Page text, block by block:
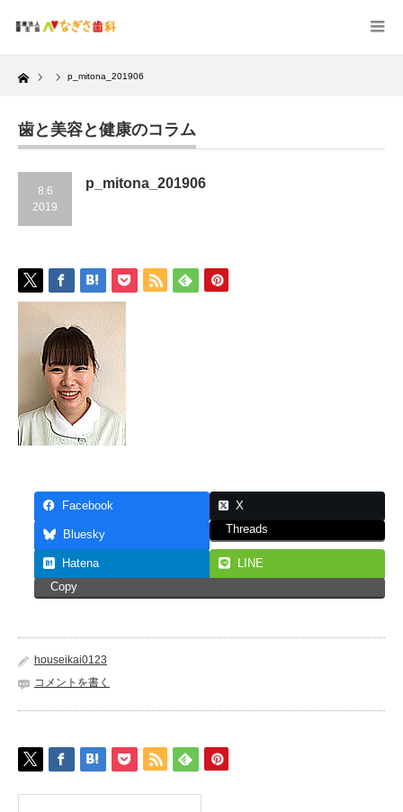
Home p_mitona_201906
歯と美容と健康のコラム
8.6
2019
p_mitona_201906
Facebook X
Bluesky Threads
Hatena
LINE
Copy
houseikai0123
コメントを書く